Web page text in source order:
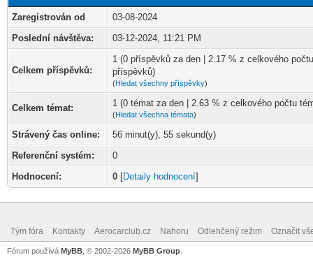
Zaregistrován od
03-08-2024
Poslední návštěva:
03-12-2024, 11:21 PM
Celkem příspěvků:
1 (0 příspěvků za den | 2.17 % z celkového počtu
příspěvků)
(Hledat všechny příspěvky)
Celkem témat: 1 (0 témat za den | 2.63 % z celkového počtu
(Hledat všechna témata)
Strávený čas online:
56 minut(y), 55 sekund(y)
Referenční systém:
0
Hodnocení:
0 [Detaily hodnocení]
Tým fóra Kontakty Aerocarclub.cz Nahoru Odlehčený režim Označit
Fórum používá MyBB , © 2002-2026 MyBB Group